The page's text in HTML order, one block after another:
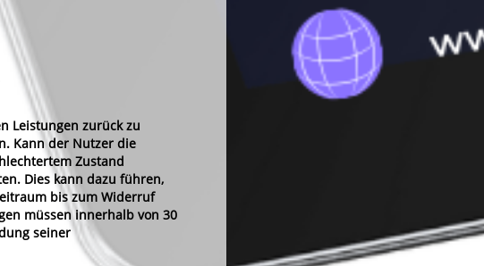
Leistungen zurück zu
Kann der Nutzer die
Zustand
Dies kann dazu führen,
bis zum Widerruf
müssen innerhalb von 30
seiner